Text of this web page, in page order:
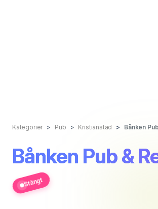
Kategorier Pub Kristianstad Bånken
Bånken Pub &
Stängt